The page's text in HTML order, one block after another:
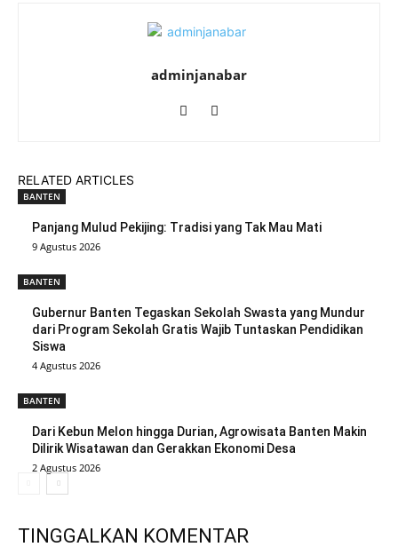
adminjanabar
RELATED ARTICLES
BANTEN
Panjang Mulud Pekijing: Tradisi yang Tak Mau Mati
9 Agustus 2026
BANTEN
Gubernur Banten Tegaskan Sekolah Swasta yang Mundur
dari Program Sekolah Gratis Wajib Tuntaskan Pendidikan
Siswa
4 Agustus 2026
BANTEN
Dari Kebun Melon hingga Durian, Agrowisata Banten Makin
Dilirik Wisatawan dan Gerakkan Ekonomi Desa
2 Agustus 2026
TINGGALKAN KOMENTAR